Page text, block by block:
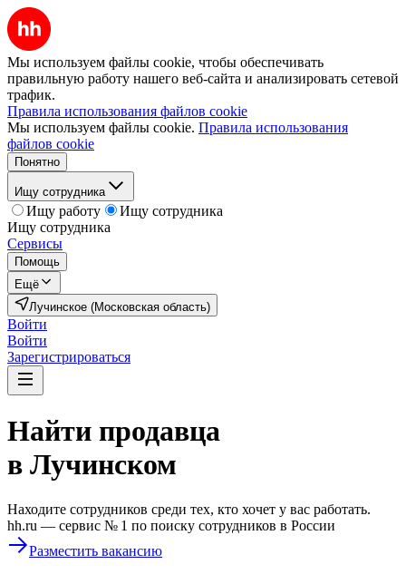
Мы используем файлы cookie, чтобы обеспечивать
правильную работу нашего веб-сайта и анализировать сетевой
трафик.
Правила использования файлов cookie
Мы используем файлы cookie. Правила использования
файлов cookie
Понятно
Ищу сотрудника
Ищу работу
Ищу сотрудника
Ищу сотрудника
Сервисы
Помощь
Ещё
Лучинское (Московская область)
Войти
Войти
Зарегистрироваться
Найти продавца
в Лучинском
Находите сотрудников среди тех, кто хочет у вас работать.
hh.ru — сервис № 1 по поиску сотрудников в России
Разместить вакансию